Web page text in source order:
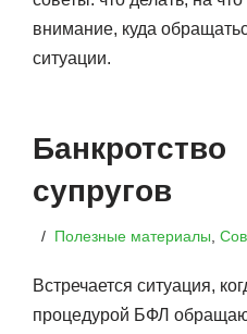
внимание, куда
ситуации.
Банкротство
супругов
Полезные материалы
Встречается ситуация,
процедурой БФЛ